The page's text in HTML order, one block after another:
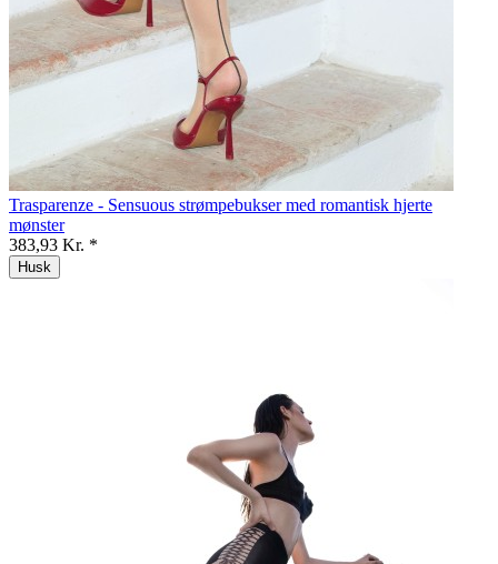
Trasparenze - Sensuous strømpebukser med romantisk hjerte
mønster
383,93 Kr. *
Husk